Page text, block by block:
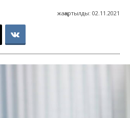
жаңартылды: 02.11.2021